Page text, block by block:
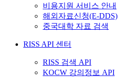
비용지원 서비스 안내
해외자료신청(E-DDS)
중국대학 자료 검색
RISS API 센터
RISS 검색 API
KOCW 강의정보 API